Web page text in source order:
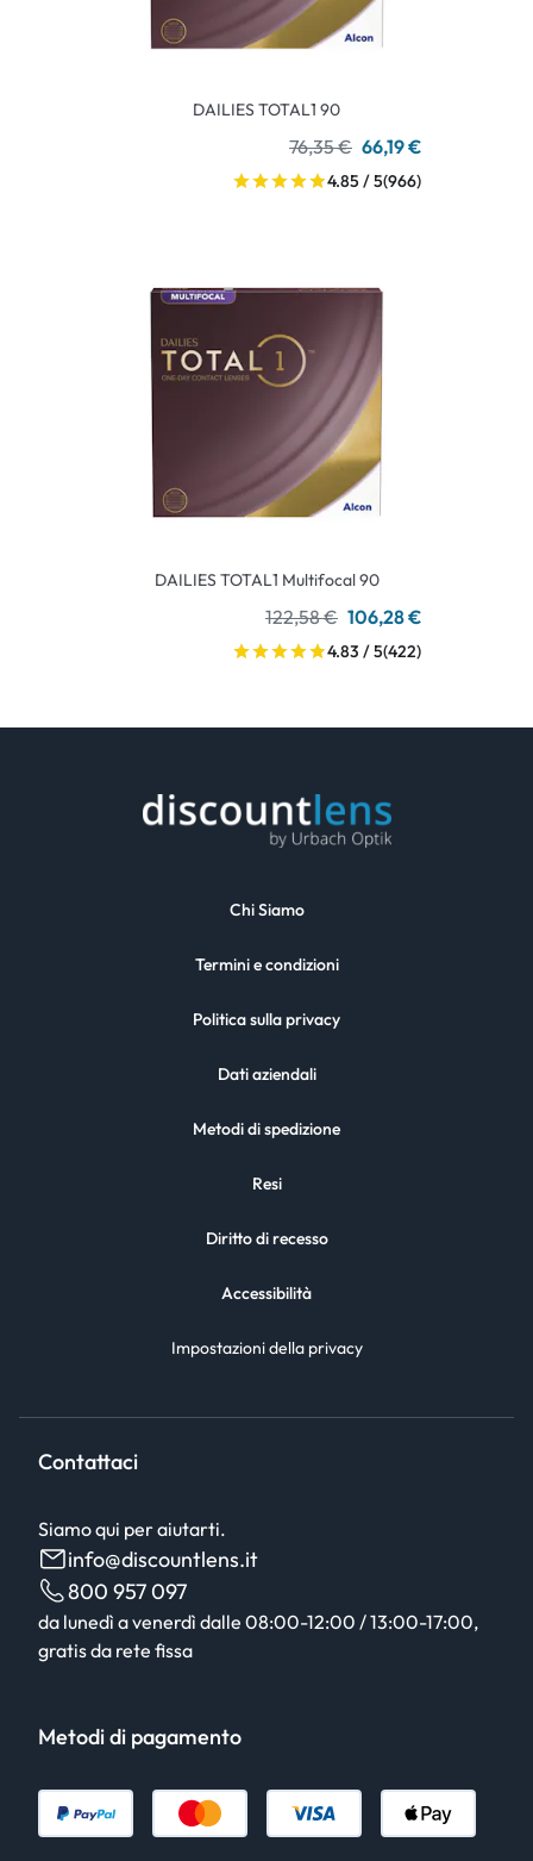
DAILIES TOTAL1 90
76,35 € 66,19 €
4.85 / 5(966)
DAILIES TOTAL1 Multifocal 90
122,58 € 106,28 €
4.83 / 5(422)
Chi Siamo
Termini e condizioni
Politica sulla privacy
Dati aziendali
Metodi di spedizione
Resi
Diritto di recesso
Accessibilità
Impostazioni della privacy
Contattaci
Siamo qui per aiutarti.
info@discountlens.it
800 957 097
da lunedì a venerdì dalle 08:00-12:00 / 13:00-17:00,
gratis da rete fissa
Metodi di pagamento